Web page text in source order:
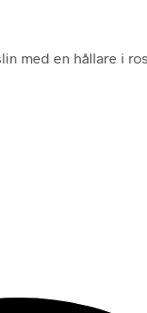
med en hållare i